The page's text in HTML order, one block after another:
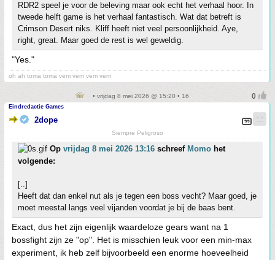
RDR2 speel je voor de beleving maar ook echt het verhaal hoor. In
tweede helft game is het verhaal fantastisch. Wat dat betreft is
Crimson Desert niks. Kliff heeft niet veel persoonlijkheid. Aye,
right, great. Maar goed de rest is wel geweldig.
"Yes."
oh ah toma toma vem vem vem vem
• vrijdag 8 mei 2026 @ 15:20 • 16
Eindredactie Games
2dope
Siempre Peligroso
Op vrijdag 8 mei 2026 13:16 schreef Momo het
volgende:
[..]
Heeft dat dan enkel nut als je tegen een boss vecht? Maar goed, je
moet meestal langs veel vijanden voordat je bij de baas bent.
Exact, dus het zijn eigenlijk waardeloze gears want na 1
bossfight zijn ze "op". Het is misschien leuk voor een min-max
experiment, ik heb zelf bijvoorbeeld een enorme hoeveelheid